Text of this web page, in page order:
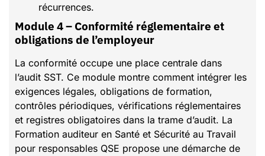
récurrences.
Module 4 – Conformité réglementaire et
obligations de l’employeur
La conformité occupe une place centrale dans
l’audit SST. Ce module montre comment intégrer les
exigences légales, obligations de formation,
contrôles périodiques, vérifications réglementaires
et registres obligatoires dans la trame d’audit. La
Formation auditeur en Santé et Sécurité au Travail
pour responsables QSE propose une démarche de